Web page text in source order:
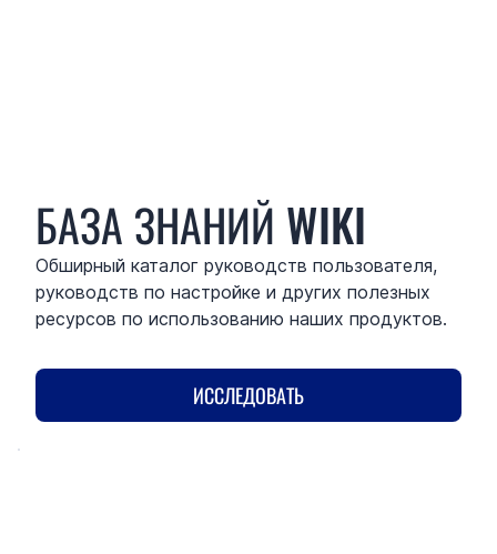
БАЗА ЗНАНИЙ WIKI
Обширный каталог руководств пользователя,
руководств по настройке и других полезных
ресурсов по использованию наших продуктов.
ИССЛЕДОВАТЬ